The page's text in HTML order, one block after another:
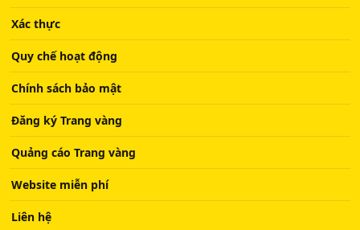
Xác thực
Quy chế hoạt động
Chính sách bảo mật
Đăng ký Trang vàng
Quảng cáo Trang vàng
Website miễn phí
Liên hệ